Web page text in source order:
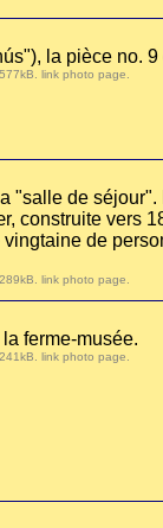
la pièce no.
link photo page
"salle de
construite vers
de
link photo page
ferme-musée.
link photo page